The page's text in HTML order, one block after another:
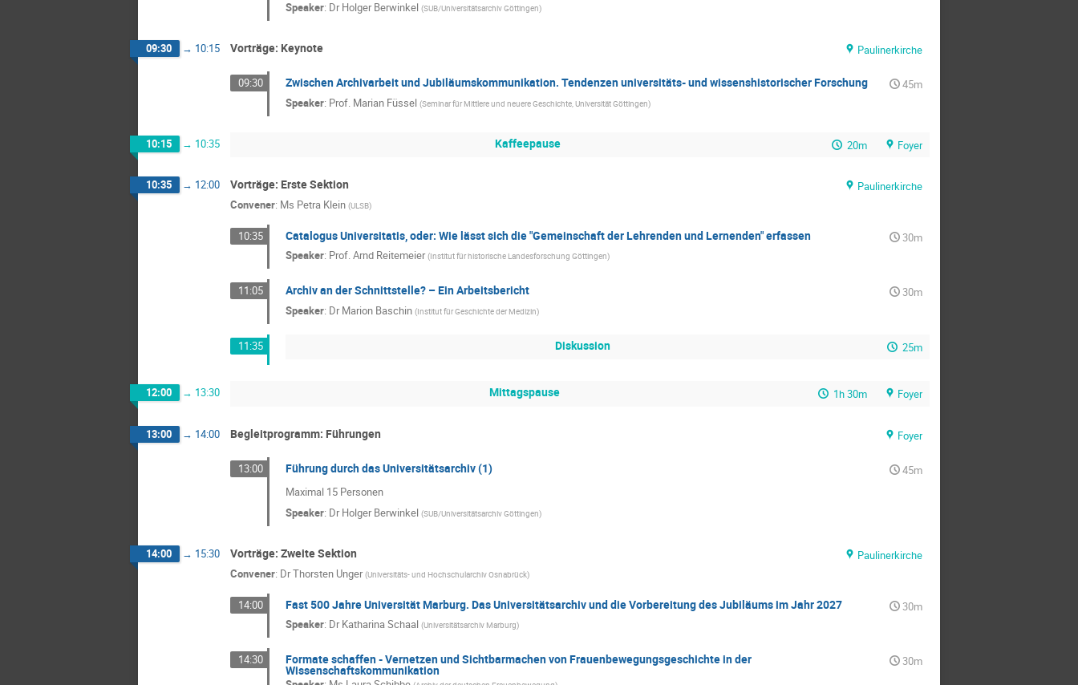
Speaker: Dr Holger Berwinkel (SUB/Universitätsarchiv Göttingen)
09:30 → 10:15 Vorträge: Keynote Paulinerkirche
09:30 Zwischen Archivarbeit und Jubiläumskommunikation. Tendenzen universitäts- und wissenshistorischer Forschung
45m
Speaker: Prof. Marian Füssel (Seminar für Mittlere und neuere Geschichte, Universität Göttingen)
10:15 → 10:35 Kaffeepause 20m Foyer
10:35 → 12:00 Vorträge: Erste Sektion
Paulinerkirche
Convener: Ms Petra Klein (ULSB)
10:35 Catalogus Universitatis, oder: Wie lässt sich die "Gemeinschaft der Lehrenden und Lernenden" erfassen
30m
Speaker: Prof.Arnd Reitemeier (Institut für historische Landesforschung Göttingen)
11:05 Archiv an der Schnittstelle? – Ein Arbeitsbericht
30m
Speaker: Dr Marion Baschin (Institut für Geschichte der Medizin)
11:35 Diskussion 25m
12:00 → 13:30 Mittagspause 1h 30m Foyer
13:00 → 14:00 Begleitprogramm: Führungen Foyer
13:00 Führung durch das Universitätsarchiv (1)
45m
Maximal 15 Personen
Speaker: Dr Holger Berwinkel (SUB/Universitätsarchiv Göttingen)
14:00 → 15:30 Vorträge: Zweite Sektion
Paulinerkirche
Convener: DrThorsten Unger (Universitäts- und Hochschularchiv Osnabrück)
14:00 Fast 500 Jahre Universität Marburg. Das Universitätsarchiv und die Vorbereitung des Jubiläums im Jahr 2027
30m
Speaker: Dr Katharina Schaal (Universitätsarchiv Marburg)
14:30 Formate schaffen - Vernetzen und Sichtbarmachen von Frauenbewegungsgeschichte in der
Wissenschaftskommunikation
30m